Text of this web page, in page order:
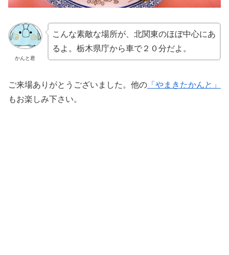
かんと君
こんな素敵な場所が、北関東のほぼ中心にあ
るよ。栃木県庁から車で２０分だよ。
ご来場ありがとうございました。他の 「やまきたかんと」
もお楽しみ下さい。